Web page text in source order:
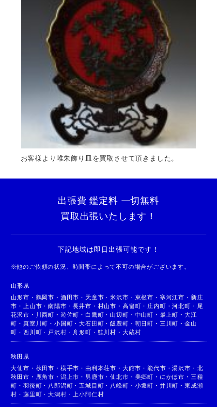
お客様より堆朱飾り皿を買取させて頂きました。
出張費 鑑定料 一切無料
買取出張いたします！
下記地域は即日出張可能です！
※他のご依頼の状況、時間帯によって不可の場合がございます。
山形県
山形市 ・ 鶴岡市 ・ 酒田市 ・ 天童市 ・米沢市 ・ 東根市 ・ 寒河江市 ・ 新庄
市 ・ 上山市 ・南陽市 ・長井市 ・ 村山市 ・ 高畠町 ・ 庄内町 ・河北町 ・ 尾
花沢市 ・ 川西町 ・ 遊佐町 ・ 白鷹町 ・ 山辺町 ・ 中山町 ・ 最上町 ・ 大江
町 ・真室川町 ・小国町 ・大石田町 ・飯豊町 ・ 朝日町 ・ 三川町 ・ 金山
町 ・西川町 ・ 戸沢村 ・舟形町 ・ 鮭川村 ・ 大蔵村
秋田県
大仙市 ・ 秋田市 ・ 横手市 ・ 由利本荘市 ・ 大館市 ・能代市 ・湯沢市 ・ 北
秋田市 ・ 鹿角市 ・ 潟上市 ・ 男鹿市 ・仙北市 ・ 美郷町 ・ にかほ市 ・ 三種
町 ・羽後町 ・ 八郎潟町 ・五城目町 ・ 八峰町 ・ 小坂町 ・ 井川町 ・ 東成瀬
村 ・藤里町 ・大潟村 ・ 上小阿仁村